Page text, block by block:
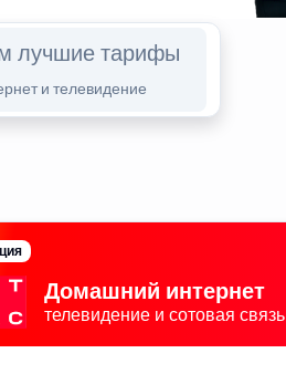
лучшие тарифы
и телевидение
Домашний интернет
телевидение и сотовая связь